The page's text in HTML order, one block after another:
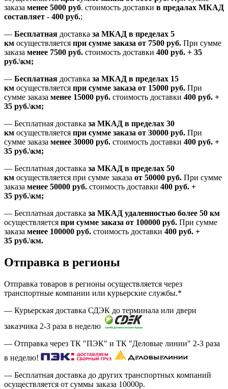
заказа менее 5000 руб. стоимость доставки в предалах МКАД
составляет - 400 руб.;
— Бесплатная доставка за МКАД в пределах 5
км осуществляется при сумме заказа от 7500 руб. При сумме
заказа менее 7500 руб. стоимость доставки 400 руб. + 35
руб.\км;
— Бесплатная доставка за МКАД в пределах 15
км осуществляется при сумме заказа от 15000 руб. При
сумме заказа менее 15000 руб. стоимость доставки 400 руб. +
35 руб.\км;
— Бесплатная доставка за МКАД в пределах 30
км осуществляется при сумме заказа от 30000 руб. При
сумме заказа менее 30000 руб. стоимость доставки 400 руб. +
35 руб.\км;
— Бесплатная доставка за МКАД в пределах 50
км осуществляется при сумме заказа от 50000 руб. При сумме
заказа менее 50000 руб. стоимость доставки 400 руб. +
35 руб.\км;
— Бесплатная доставка за МКАД удаленностью более 50 км
осуществляется при сумме заказа от 100000 руб. При сумме
заказа менее 100000 руб. стоимость доставки 400 руб. +
35 руб.\км.
Отправка в регионы
Отправка товаров в регионы осуществляется через
транспортные компании или курьерские службы.*
— Курьерская доставка СДЭК до терминала или двери
заказчика 2-3 раза в неделю
— Отправка через ТК "ПЭК" и ТК "Деловые линии" 2-3 раза
в неделю!
— Бесплатная доставка до других транспортных компаний
осуществляется от суммы заказа 10000р.